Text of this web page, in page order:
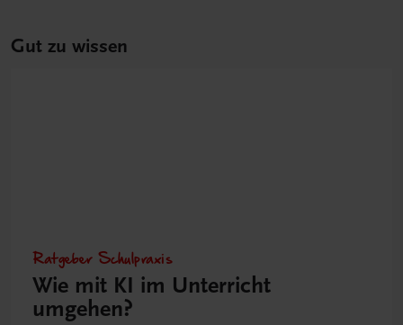
Gut zu wissen
Ratgeber Schulpraxis
Wie mit KI im Unterricht
umgehen?